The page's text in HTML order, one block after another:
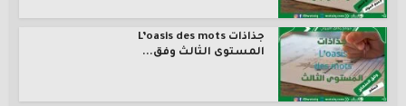
جذاذات L’oasis des mots
المستوى الثالث وفق...